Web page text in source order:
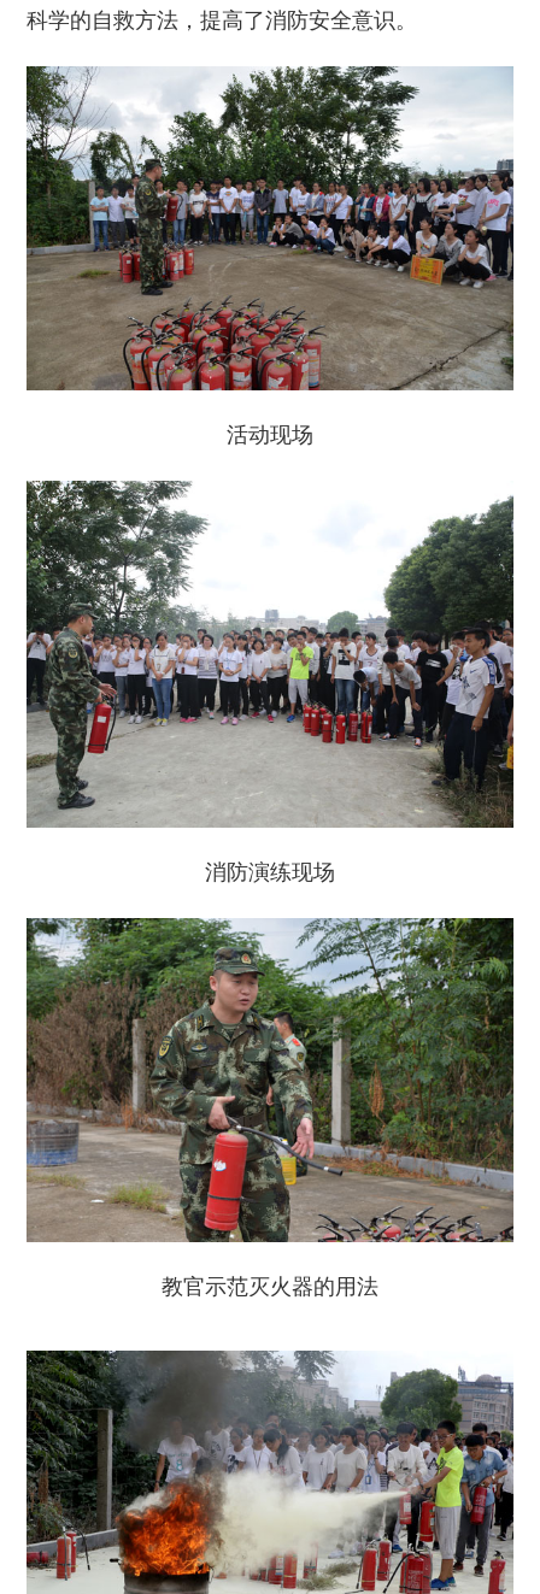
科学的自救方法，提高了消防安全意识。
活动现场
消防演练现场
教官示范灭火器的用法